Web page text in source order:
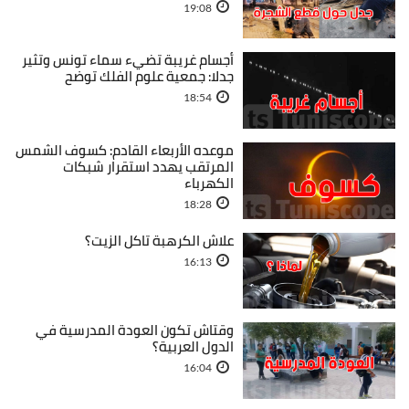
19:08
أجسام غريبة تضيء سماء تونس وتثير
جدلا: جمعية علوم الفلك توضح
18:54
موعده الأربعاء القادم: كسوف الشمس
المرتقب يهدد استقرار شبكات
الكهرباء
18:28
علاش الكرهبة تاكل الزيت؟
16:13
وقتاش تكون العودة المدرسية في
الدول العربية؟
16:04